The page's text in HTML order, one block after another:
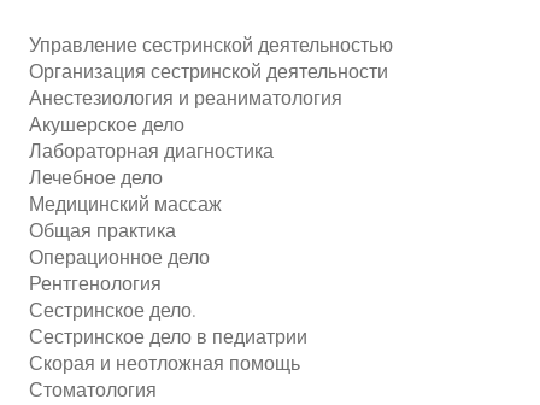
Управление сестринской деятельностью
Организация сестринской деятельности
Анестезиология и реаниматология
Акушерское дело
Лабораторная диагностика
Лечебное дело
Медицинский массаж
Общая практика
Операционное дело
Рентгенология
Сестринское дело.
Сестринское дело в педиатрии
Скорая и неотложная помощь
Стоматология